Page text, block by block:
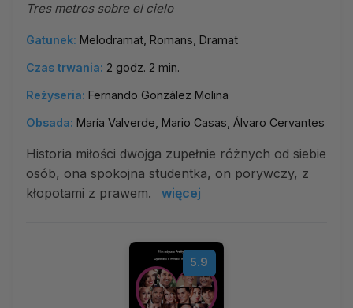
Tres metros sobre el cielo
Gatunek: Melodramat, Romans, Dramat
Czas trwania: 2 godz. 2 min.
Reżyseria: Fernando González Molina
Obsada: María Valverde, Mario Casas, Álvaro Cervantes
Historia miłości dwojga zupełnie różnych od siebie
osób, ona spokojna studentka, on porywczy, z
kłopotami z prawem.
więcej
5.9